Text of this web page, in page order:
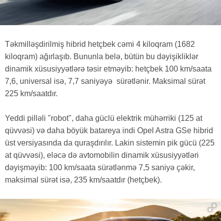
Təkmilləşdirilmiş hibrid hetçbek cəmi 4 kiloqram (1682
kiloqram) ağırlaşıb. Bununla belə, bütün bu dəyişikliklər
dinamik xüsusiyyətlərə təsir etməyib: hetçbek 100 km/saata
7,6, universal isə, 7,7 saniyəyə sürətlənir. Maksimal sürət
225 km/saatdır.
Yeddi pilləli "robot", daha güclü elektrik mühərriki (125 at
qüvvəsi) və daha böyük batareya indi Opel Astra GSe hibrid
üst versiyasında da quraşdırılır. Lakin sistemin pik gücü (225
at qüvvəsi), eləcə də avtomobilin dinamik xüsusiyyətləri
dəyişməyib: 100 km/saata sürətlənmə 7,5 saniyə çəkir,
maksimal sürət isə, 235 km/saatdır (hetçbek).